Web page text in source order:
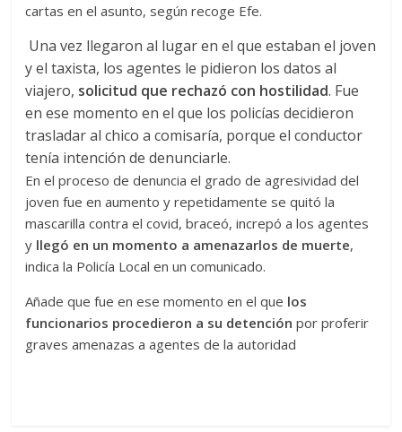
cartas en el asunto, según recoge Efe.
Una vez llegaron al lugar en el que estaban el joven
y el taxista, los agentes le pidieron los datos al
viajero, solicitud que rechazó con hostilidad. Fue
en ese momento en el que los policías decidieron
trasladar al chico a comisaría, porque el conductor
tenía intención de denunciarle.
En el proceso de denuncia el grado de agresividad del
joven fue en aumento y repetidamente se quitó la
mascarilla contra el covid, braceó, increpó a los agentes
y llegó en un momento a amenazarlos de muerte,
indica la Policía Local en un comunicado.
Añade que fue en ese momento en el que los
funcionarios procedieron a su detención por proferir
graves amenazas a agentes de la autoridad